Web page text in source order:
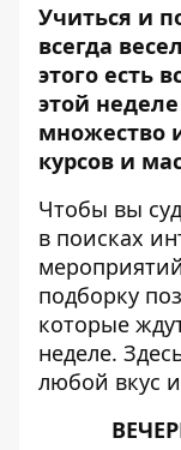
Учиться и
всегда
этого есть
этой
множество
курсов и
Чтобы вы
в поисках
подборку
которые
неделе.
любой вкус